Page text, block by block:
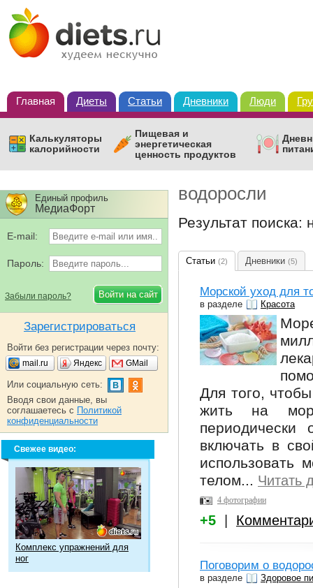
Главная Диеты Статьи Дневники Люди
Калькуляторы
калорийности
Пищевая и
энергетическая
ценность продуктов
водоросли
Результат
Статьи (2) Дневники (5)
Морской уход для
в разделе Красота
Для того,
жить на
периодически
включать в
использовать
телом... Читать
4 фотографии
+5
Поговорим о
в разделе Здоровое
Единый профиль
МедиаФорт
E-mail:
Пароль:
Забыли пароль?
Зарегистрироваться
Войти без регистрации через почту:
mail.ru Яндекс GMail
Или социальную сеть:
Вводя свои данные, вы
соглашаетесь с Политикой
конфиденциальности
Свежее видео:
Комплекс упражнений для
ног